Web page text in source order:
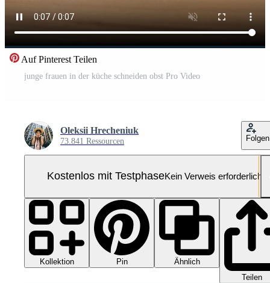
Auf Pinterest Teilen
junge frauen in der küche schneiden obst Pro Video
Oleksii Hrecheniuk
73.841 Ressourcen Folgen
Kostenlos mit TestphaseKein Verweis erforderlich
Kollektion Pin
Ähnlich
Teilen